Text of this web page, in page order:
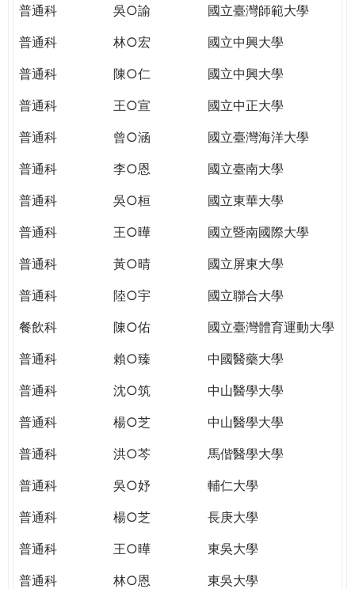
民。
TODAY
WORLD
TOMORROW
YOU
THE
PATH
GLOBAL
普通科
吳○諭
國立臺灣師範大學
普通科
林○宏
國立中興大學
普通科
陳○仁
國立中興大學
普通科
王○宣
國立中正大學
普通科
曾○涵
國立臺灣海洋大學
普通科
李○恩
國立臺南大學
普通科
吳○桓
國立東華大學
普通科
王○曄
國立暨南國際大學
普通科
黃○晴
國立屏東大學
普通科
陸○宇
國立聯合大學
餐飲科
陳○佑
國立臺灣體育運動大學
普通科
賴○臻
中國醫藥大學
普通科
沈○筑
中山醫學大學
普通科
楊○芝
中山醫學大學
普通科
洪○芩
馬偕醫學大學
普通科
吳○妤
輔仁大學
普通科
楊○芝
長庚大學
普通科
王○曄
東吳大學
普通科
林○恩
東吳大學